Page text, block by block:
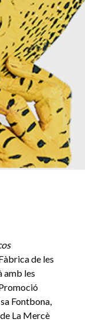
de les
amb les
Fontbona,
La Mercè